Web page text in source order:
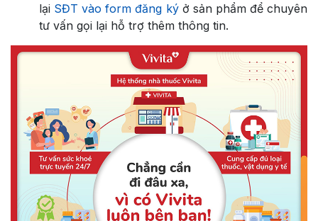
lại SĐT vào form đăng kýở sản phẩm để chuyên
tư vấn gọi lại hỗ trợ thêm thông tin.